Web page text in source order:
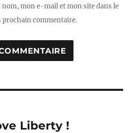
mon e-mail et mon site dans le
prochain commentaire.
Liberty !